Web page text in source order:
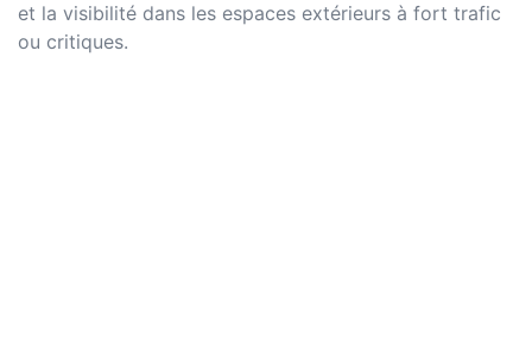
et la visibilité dans les espaces extérieurs à fort trafic
ou critiques.